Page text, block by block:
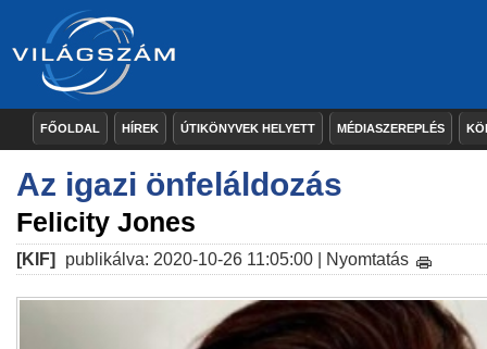
FŐOLDAL HÍREK ÚTIKÖNYVEK HELYETT MÉDIASZEREPLÉS
Az igazi önfeláldozás
Felicity Jones
[KIF] publikálva: 2020-10-26 11:05:00 | Nyomtatás